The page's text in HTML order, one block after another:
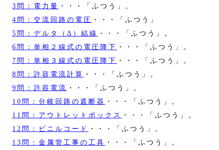
3問：電力量 ・・・「ふつう」。
4問：交流回路の電圧 ・・・「ふつう」
5問：デルタ（Δ）結線
・・・「ふつう」。
6問：単相２線式の電圧降下 ・・・「ふつう」。
7問：単相３線式の電圧降下 ・・・「ふつう」。
8問：許容電流計算 ・・・「ふつう」。
9問：許容電流 ・・・「ふつう」。
10問：分岐回路の遮断器
・・・「ふつう」。
11問：アウトレットボックス
・・・「ふつう」。
12問：ビニルコード
・・・「ふつう」。
13問：金属管工事の工具 ・・・「ふつう」。